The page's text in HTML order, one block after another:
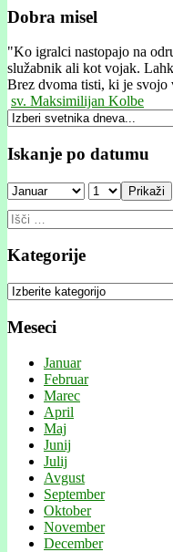
Dobra misel
"Ko igralci nastopajo na
služabnik ali kot vojak.
Brez dvoma tisti, ki je
sv. Maksimilijan Kolbe
Iskanje po datumu
Prikaži
Išči:
Kategorije
Kategorije
Meseci
Januar
Februar
Marec
April
Maj
Junij
Julij
Avgust
September
Oktober
November
December